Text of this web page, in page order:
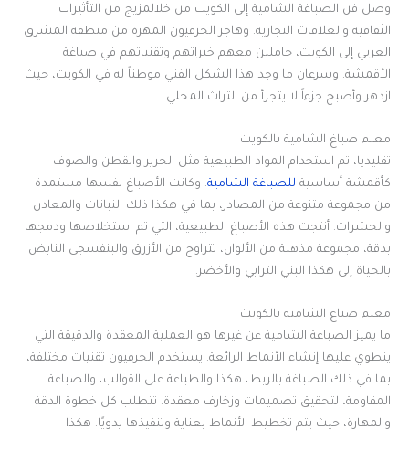
وصل فن الصباغة الشامية إلى الكويت من خلالمزيج من التأثيرات
الثقافية والعلاقات التجارية. وهاجر الحرفيون المهرة من منطقة المشرق
العربي إلى الكويت، حاملين معهم خبراتهم وتقنياتهم في صباغة
الأقمشة. وسرعان ما وجد هذا الشكل الفني موطناً له في الكويت، حيث
ازدهر وأصبح جزءاً لا يتجزأ من التراث المحلي.
معلم صباغ الشامية بالكويت
تقليديا، تم استخدام المواد الطبيعية مثل الحرير والقطن والصوف
كأقمشة أساسية للصباغة الشامية. وكانت الأصباغ نفسها مستمدة
من مجموعة متنوعة من المصادر، بما في هكذا ذلك النباتات والمعادن
والحشرات. أنتجت هذه الأصباغ الطبيعية، التي تم استخلاصها ودمجها
بدقة، مجموعة مذهلة من الألوان، تتراوح من الأزرق والبنفسجي النابض
بالحياة إلى هكذا البني الترابي والأخضر.
معلم صباغ الشامية بالكويت
ما يميز الصباغة الشامية عن غيرها هو العملية المعقدة والدقيقة التي
ينطوي عليها إنشاء الأنماط الرائعة. يستخدم الحرفيون تقنيات مختلفة،
بما في ذلك الصباغة بالربط، هكذا والطباعة على القوالب، والصباغة
المقاومة، لتحقيق تصميمات وزخارف معقدة. تتطلب كل خطوة الدقة
والمهارة، حيث يتم تخطيط الأنماط بعناية وتنفيذها يدويًا. هكذا